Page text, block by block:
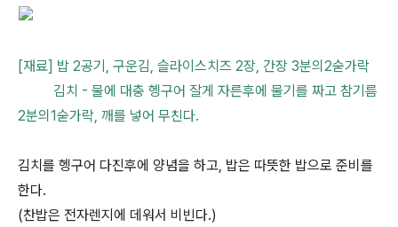
[재료] 밥 2공기, 구운김, 슬라이스치즈 2장, 간장 3분의2숟가락
김치 - 물에 대충 헹구어 잘게 자른후에 물기를 짜고 참기름
2분의1숟가락, 깨를 넣어 무친다.
김치를 헹구어 다진후에 양념을 하고, 밥은 따뜻한 밥으로 준비를
한다.
(찬밥은 전자렌지에 데워서 비빈다.)